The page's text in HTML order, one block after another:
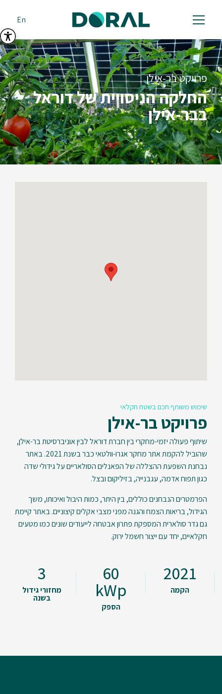
En
פרויקט בר-אילן
החלקה הניסויית של דוראל
בבר-אילן
שימוש משותף חכם בשטח חקלאי
פרויקט בר-אילן
שיתוף פעולה יזמי-מחקרי בין חברת דוראל לבין אוניברסיטת בר-אילן,
שהוביל להקמת אתר מחקר אגרו-וולטאי כבר בשנת 2021. באתר
נבחנת השפעת ההצללה של הפאנלים הסולאריים על גידולי שדה
כגון תפוח אדמה, עגבנייה, בזיליקום ובצל.
הפרמטרים הנבחנים כוללים, בין היתר, כמות היבול ואיכותו, משך
הגידול, בריאות הצמח והגנה מפני מצבי אקלים קיצוניים. באתר קיימת
גם גדר סולארית המספקת פתרון אבטחה לייעודים שונים כמו מטעים
חקלאיים, יחד עם ייצור חשמל ירוק.
2021
הקמה
60
kWp
הספק
3
מחזורי גידול
בשנה